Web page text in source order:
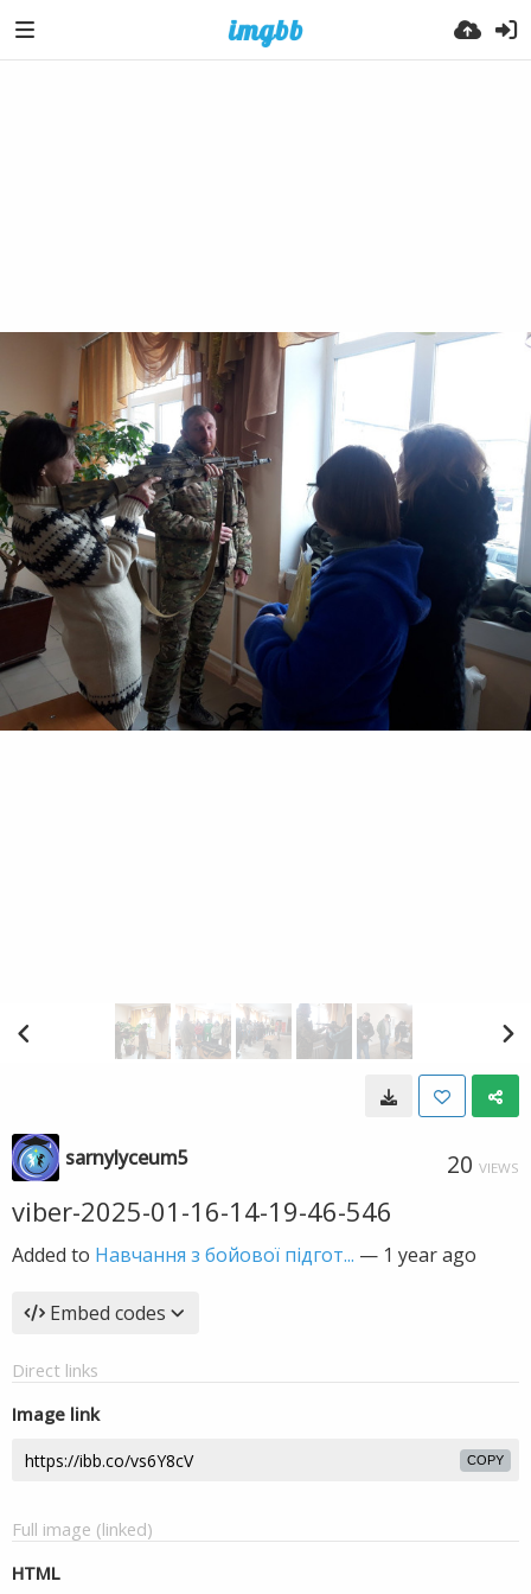
sarnylyceum5 20 VIEWS
viber-2025-01-16-14-19-46-546
Added to Навчання з бойової підгот... — 1 year ago
Embed codes
Direct links
Image link
COPY
Full image (linked)
HTML